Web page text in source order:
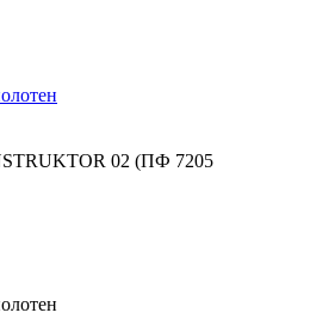
02 (ПФ 7205